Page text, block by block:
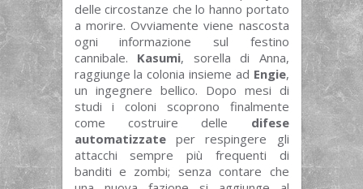
delle circostanze che lo hanno portato
a morire. Ovviamente viene nascosta
ogni informazione sul festino
cannibale. Kasumi, sorella di Anna,
raggiunge la colonia insieme ad Engie,
un ingegnere bellico. Dopo mesi di
studi i coloni scoprono finalmente
come costruire delle difese
automatizzateper respingere gli
attacchi sempre più frequenti di
banditi e zombi; senza contare che